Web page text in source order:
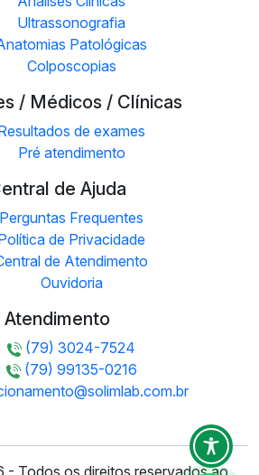
Ultrassonografia
Patológicas
Colposcopias
/ Médicos / Clínicas
de exames
Pré atendimento
de Ajuda
Perguntas Frequentes
de Privacidade
de Atendimento
Ouvidoria
Atendimento
(79) 3024-7524
(79) 99135-0216
Todos os direitos reservados ao